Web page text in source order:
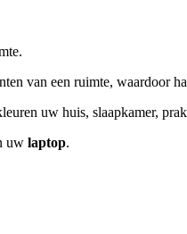
van een ruimte,
uw huis, slaapkamer,
uw laptop.